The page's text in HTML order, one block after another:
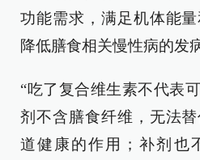
功能需求，满足机体能
降低膳食相关慢性病的发
“吃了复合维生素不代表
剂不含膳食纤维，无法
道健康的作用；补剂也